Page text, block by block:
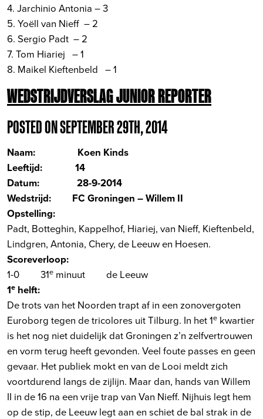
4. Jarchinio Antonia – 3
5. Yoëll van Nieff – 2
6. Sergio Padt – 2
7. Tom Hiariej – 1
8. Maikel Kieftenbeld – 1
WEDSTRIJDVERSLAG JUNIOR REPORTER
POSTED ON SEPTEMBER 29TH, 2014
Naam: Koen Kinds
Leeftijd: 14
Datum: 28-9-2014
Wedstrijd: FC Groningen – Willem II
Opstelling:
Padt, Botteghin, Kappelhof, Hiariej, van Nieff, Kieftenbeld,
Lindgren, Antonia, Chery, de Leeuw en Hoesen.
Scoreverloop:
1-0 31e minuut de Leeuw
1e helft:
De trots van het Noorden trapt af in een zonovergoten
Euroborg tegen de tricolores uit Tilburg. In het 1e kwartier
is het nog niet duidelijk dat Groningen z’n zelfvertrouwen
en vorm terug heeft gevonden. Veel foute passes en geen
gevaar. Het publiek mokt en van de Looi meldt zich
voortdurend langs de zijlijn. Maar dan, hands van Willem
II in de 16 na een vrije trap van Van Nieff. Nijhuis legt hem
op de stip, de Leeuw legt aan en schiet de bal strak in de